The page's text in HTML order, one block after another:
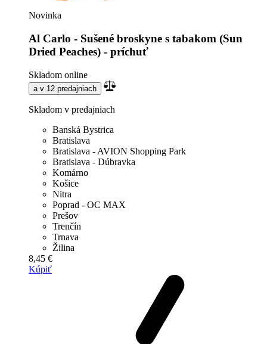
Novinka
Al Carlo - Sušené broskyne s tabakom (Sun
Dried Peaches) - príchuť
Skladom online
a v 12 predajniach
Skladom v predajniach
Banská Bystrica
Bratislava
Bratislava - AVION Shopping Park
Bratislava - Dúbravka
Komárno
Košice
Nitra
Poprad - OC MAX
Prešov
Trenčín
Trnava
Žilina
8,45 €
Kúpiť